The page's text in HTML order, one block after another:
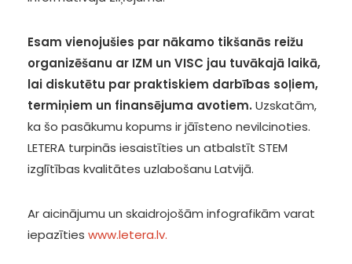
Esam vienojušies par nākamo tikšanās reižu
organizēšanu ar IZM un VISC jau tuvākajā laikā,
lai diskutētu par praktiskiem darbības soļiem,
termiņiem un finansējuma avotiem. Uzskatām,
ka šo pasākumu kopums ir jāīsteno nevilcinoties.
LETERA turpinās iesaistīties un atbalstīt STEM
izglītības kvalitātes uzlabošanu Latvijā.
Ar aicinājumu un skaidrojošām infografikām varat
iepazīties www.letera.lv.